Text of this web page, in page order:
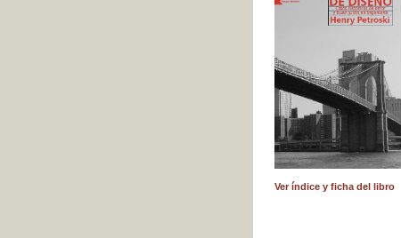
Ver índice y ficha del libro